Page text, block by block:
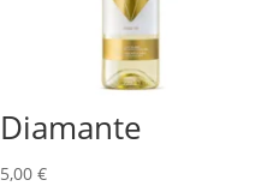
Diamante
5,00 €